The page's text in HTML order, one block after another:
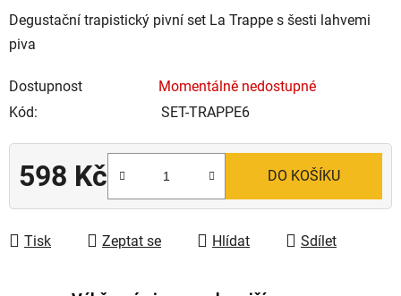
Degustační trapistický pivní set La Trappe s šesti lahvemi
piva
Dostupnost
Momentálně nedostupné
Kód:
SET-TRAPPE6
598 Kč DO KOŠÍKU
Tisk Zeptat se Hlídat Sdílet